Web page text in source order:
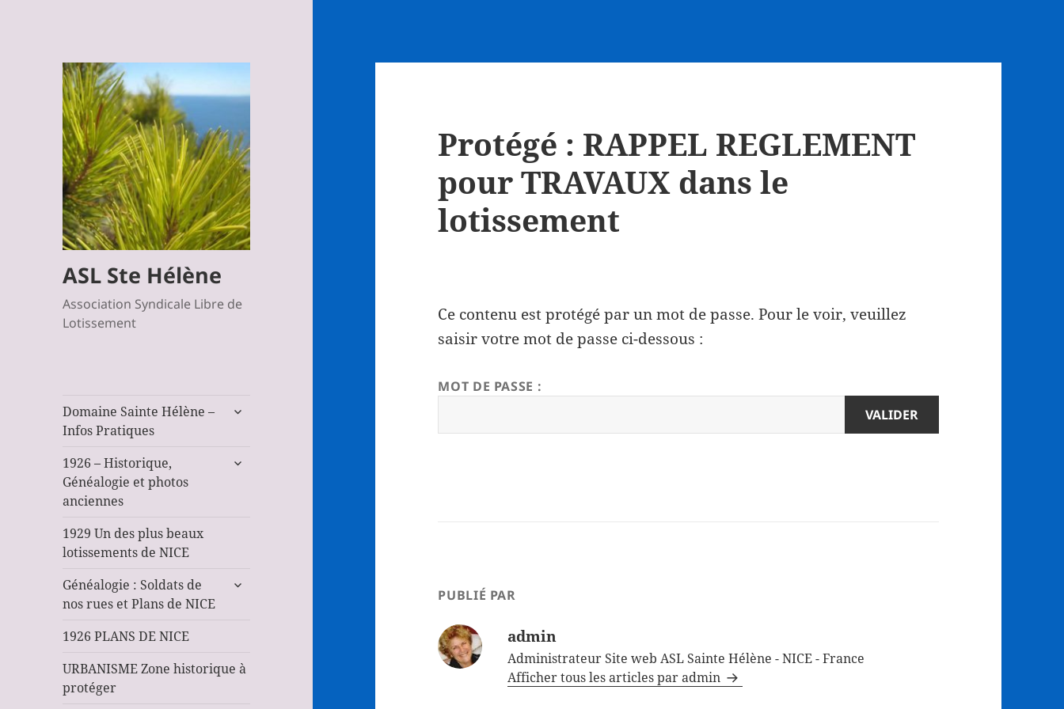
ASL Ste Hélène
Association Syndicale Libre de
Lotissement
Domaine Sainte Hélène –
Infos Pratiques
ouvrir
menu
1926 – Historique,
Généalogie et photos
anciennes
ouvrir
1929 Un des plus beaux
lotissements de NICE
Généalogie : Soldats de
nos rues et Plans de NICE
ouvrir
1926 PLANS DE NICE
URBANISME Zone historique à
protéger
Protégé : RAPPEL REGLEMENT
pour TRAVAUX dans le
lotissement
Ce contenu est protégé par un mot de passe. Pour le voir, veuillez
saisir votre mot de passe ci-dessous :
MOT DE PASSE :
PUBLIÉ PAR
admin
Administrateur Site web ASL Sainte Hélène - NICE - France
Afficher tous les articles par admin